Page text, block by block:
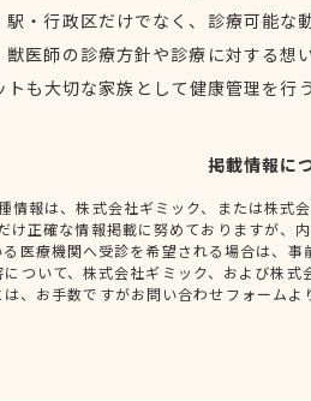
駅・行政区だけでなく、診療可能な
獣医師の診療方針や診療に対する想
トも大切な家族として健康管理を行
掲載情報に
情報は、株式会社ギミック、または株式
け正確な情報掲載に努めておりますが、
医療機関へ受診を希望される場合は、
ついて、株式会社ギミック、および株
、お手数ですがお問い合わせフォーム